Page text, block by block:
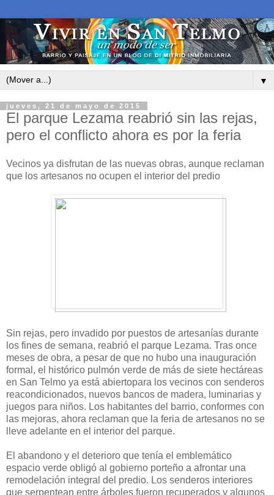
▼
jueves, 21 de mayo de 2015
El parque Lezama reabrió sin las rejas,
pero el conflicto ahora es por la feria
Vecinos ya disfrutan de las nuevas obras, aunque reclaman
que los artesanos no ocupen el interior del predio
Sin rejas, pero invadido por puestos de artesanías durante
los fines de semana, reabrió el parque Lezama. Tras once
meses de obra, a pesar de que no hubo una inauguración
formal, el histórico pulmón verde de más de siete hectáreas
en San Telmo ya está abiertopara los vecinos con senderos
reacondicionados, nuevos bancos de madera, luminarias y
juegos para niños. Los habitantes del barrio, conformes con
las mejoras, ahora reclaman que la feria de artesanos no se
lleve adelante en el interior del parque.
El abandono y el deterioro que tenía el emblemático
espacio verde obligó al gobierno porteño a afrontar una
remodelación integral del predio. Los senderos interiores
que serpentean entre árboles fueron recuperados y algunos